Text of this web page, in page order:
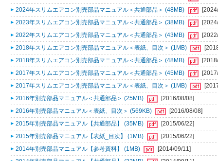
2024年スリムエアコン別売部品マニュアル＜共通部品＞ (48MB)
2023年スリムエアコン別売部品マニュアル＜共通部品＞ (38MB)
2022年スリムエアコン別売部品マニュアル＜共通部品＞ (43MB)
2018年スリムエアコン別売部品マニュアル＜表紙、目次＞ (1MB)
2018年スリムエアコン別売部品マニュアル＜共通部品＞ (48MB)
2017年スリムエアコン別売部品マニュアル＜共通部品＞ (45MB)
2017年スリムエアコン別売部品マニュアル＜表紙、目次＞ (1MB)
2016年別売部品マニュアル＜共通部品＞ (25MB)
[2016/08/08]
2016年別売部品マニュアル＜表紙、目次＞ (569KB)
[2016/08/08]
2015年別売部品マニュアル【共通部品】 (35MB)
[2015/06/22]
2015年別売部品マニュアル【表紙_目次】 (1MB)
[2015/06/22]
2014年別売部品マニュアル【参考資料】 (1MB)
[2014/09/11]